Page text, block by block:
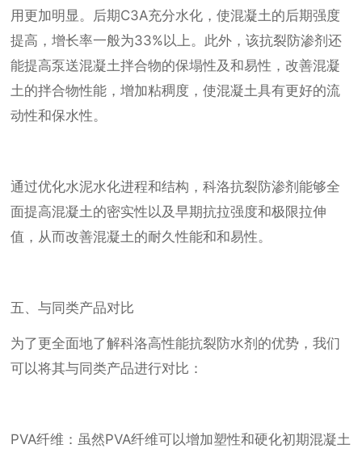
用更加明显。后期C3A充分水化，使混凝土的后期强度
提高，增长率一般为33%以上。此外，该抗裂防渗剂还
能提高泵送混凝土拌合物的保塌性及和易性，改善混凝
土的拌合物性能，增加粘稠度，使混凝土具有更好的流
动性和保水性。
通过优化水泥水化进程和结构，科洛抗裂防渗剂能够全
面提高混凝土的密实性以及早期抗拉强度和极限拉伸
值，从而改善混凝土的耐久性能和和易性。
五、与同类产品对比
为了更全面地了解科洛高性能抗裂防水剂的优势，我们
可以将其与同类产品进行对比：
PVA纤维：虽然PVA纤维可以增加塑性和硬化初期混凝土